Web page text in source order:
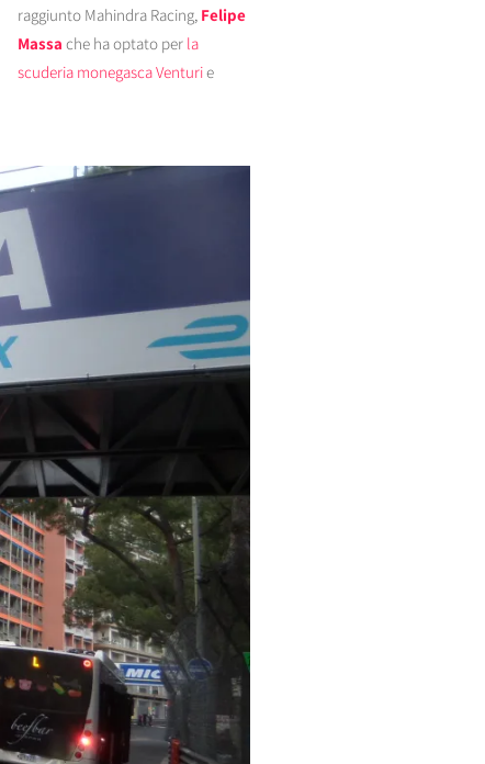
raggiunto Mahindra Racing, Felipe
Massa che ha optato per la
scuderia monegasca Venturie